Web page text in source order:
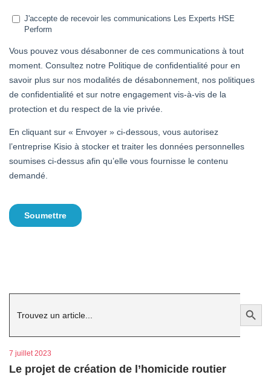
Search
Search Button
7 juillet 2023
Le projet de création de l’homicide routier